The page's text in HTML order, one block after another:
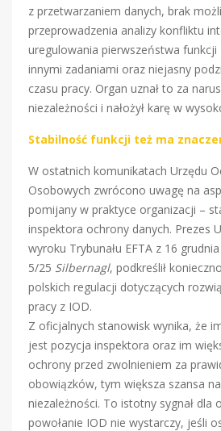
z przetwarzaniem danych, brak
przeprowadzenia analizy konfliktu
uregulowania pierwszeństwa
innymi zadaniami oraz niejasny
czasu pracy. Organ uznał to za
niezależności i nałożył karę w
Stabilność funkcji też ma
W ostatnich komunikatach Urzędu
Osobowych zwrócono uwagę na
pomijany w praktyce organizacji –
inspektora ochrony danych. Prezes
wyroku Trybunału EFTA z 16
5/25 Silbernagl, podkreślił
polskich regulacji dotyczących
pracy z IOD.
Z oficjalnych stanowisk wynika, że
jest pozycja inspektora oraz im
ochrony przed zwolnieniem za
obowiązków, tym większa szansa
niezależności. To istotny sygnał dla
powołanie IOD nie wystarczy, jeśli